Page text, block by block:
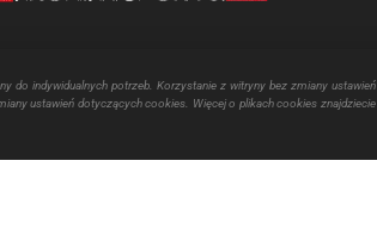
do indywidualnych potrzeb. Korzystanie z witryny bez zmiany ustawień
ustawień dotyczących cookies. Więcej o plikach cookies znajdziecie